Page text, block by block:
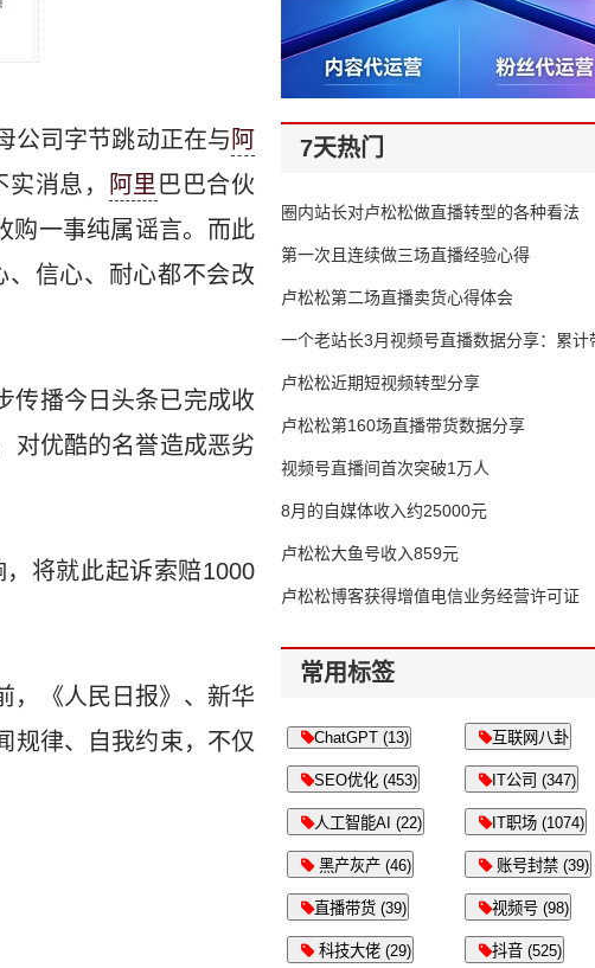
公司字节跳动正在与 阿
消息， 阿里 巴巴合伙
购一事纯属谣言。而此
信心、耐心都不会改
传播今日头条已完成收
对优酷的名誉造成恶劣
将就此起诉索赔1000
，《人民日报》、新华
规律、自我约束，不仅
7天热门
圈内站长对卢松松做直播转型的各种看法
第一次且连续做三场直播经验心得
卢松松第二场直播卖货心得体会
一个老站长3月视频号直播数据分享：累计
65万
卢松松近期短视频转型分享
卢松松第160场直播带货数据分享
视频号直播间首次突破1万人
8月的自媒体收入约25000元
卢松松大鱼号收入859元
卢松松博客获得增值电信业务经营许可证
常用标签
ChatGPT (13) 互联网八卦
SEO优化 (453) IT公司 (347)
人工智能AI (22) IT职场 (1074)
黑产灰产 (46) 账号封禁 (39)
直播带货 (39) 视频号 (98)
科技大佬 (29) 抖音 (525)